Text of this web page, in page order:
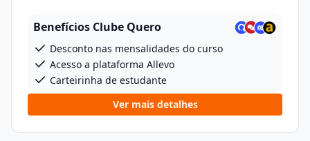
Benefícios Clube Quero
Desconto nas mensalidades do curso
Acesso a plataforma Allevo
Carteirinha de estudante
Ver mais detalhes